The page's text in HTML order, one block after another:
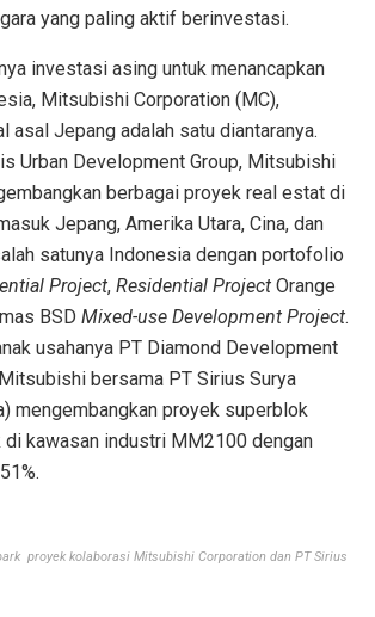
yang paling aktif berinvestasi.
investasi asing untuk menancapkan
Mitsubishi Corporation (MC),
asal Jepang adalah satu diantaranya.
Urban Development Group, Mitsubishi
berbagai proyek real estat di
Jepang, Amerika Utara, Cina, dan
satunya Indonesia dengan portofolio
Project, Residential Project Orange
BSD Mixed-use Development Project.
usahanya PT Diamond Development
bersama PT Sirius Surya
mengembangkan proyek superblok
di kawasan industri MM2100 dengan
proyek kolaborasi Mitsubishi Corporation dan PT Sirius